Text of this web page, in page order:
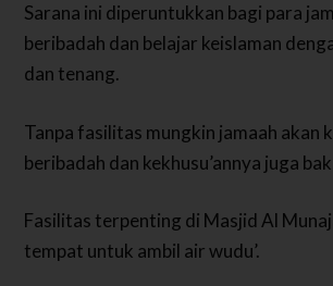
Sarana ini diperuntukkan bagi para
beribadah dan belajar keislaman
dan tenang.
Tanpa fasilitas mungkin jamaah akan
beribadah dan kekhusu’annya juga
Fasilitas terpenting di Masjid Al
tempat untuk ambil air wudu’.